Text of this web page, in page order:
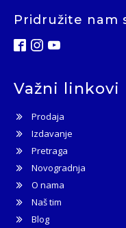
Pridružite nam
Važni linkovi
Prodaja
Izdavanje
Pretraga
Novogradnja
O nama
Naš tim
Blog